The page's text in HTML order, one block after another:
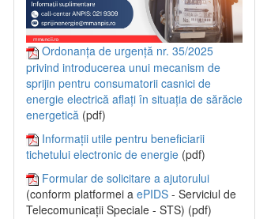
Ordonanța de urgență nr. 35/2025
privind introducerea unui mecanism de
sprijin pentru consumatorii casnici de
energie electrică aflați în situația de sărăcie
energetică (pdf)
Informații utile pentru beneficiarii
tichetului electronic de energie (pdf)
Formular de solicitare a ajutorului
(conform platformei a ePIDS - Serviciul de
Telecomunicații Speciale - STS) (pdf)